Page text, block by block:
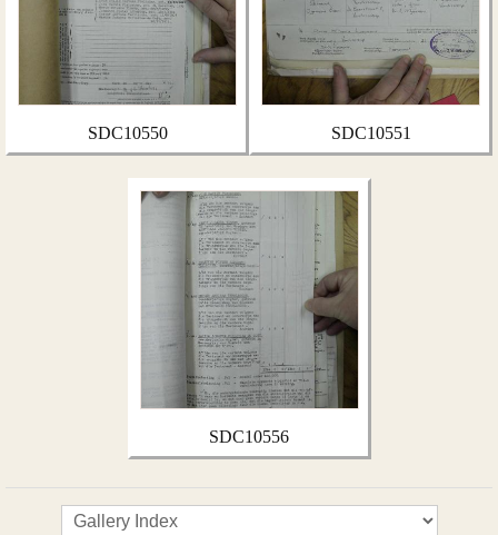
SDC10550 SDC10551
SDC10556